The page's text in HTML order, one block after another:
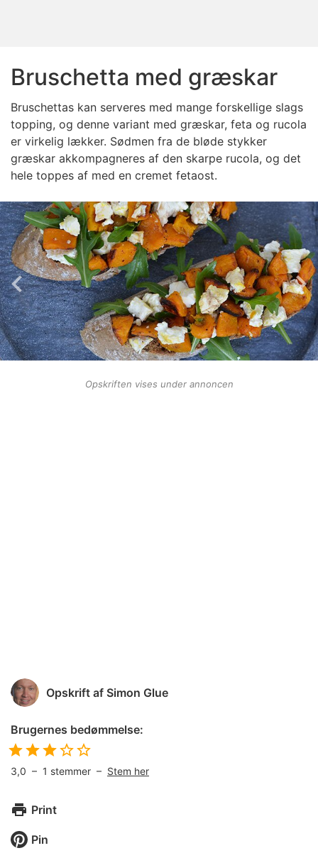
Bruschetta med græskar
Bruschettas kan serveres med mange forskellige slags
topping, og denne variant med græskar, feta og rucola
er virkelig lækker. Sødmen fra de bløde stykker
græskar akkompagneres af den skarpe rucola, og det
hele toppes af med en cremet fetaost.
Opskriften vises under annoncen
Opskrift af Simon Glue
Brugernes bedømmelse:
3,0 – 1 stemmer – Stem her
Print
Pin